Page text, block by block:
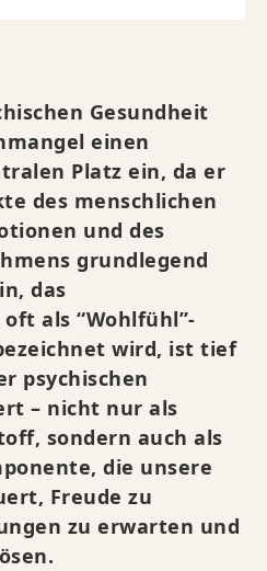
Gesundheit
einen
Platz ein, da er
des menschlichen
und des
grundlegend
das
als “Wohlfühl”-
wird, ist tief
psychischen
– nicht nur als
sondern auch als
die unsere
Freude zu
zu erwarten und